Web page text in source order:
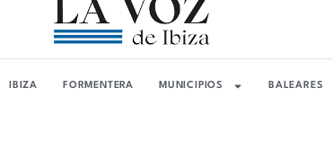
IBIZA FORMENTERA MUNICIPIOS BALEARES